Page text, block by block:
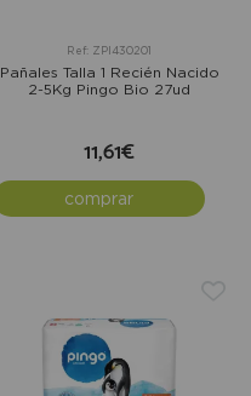
Ref: ZPI430201
Pañales Talla 1 Recién Nacido
2-5Kg Pingo Bio 27ud
11,61€
comprar